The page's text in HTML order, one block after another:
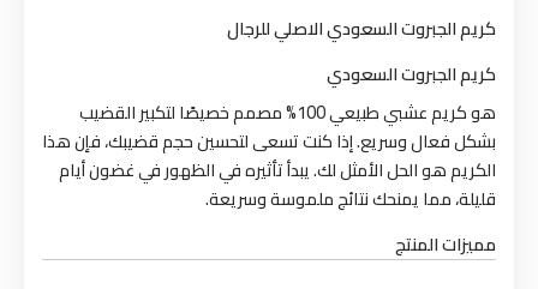
كريم الجبروت السعودي الاصلي للرجال
كريم الجبروت السعودي
هو كريم عشبي طبيعي 100% مصمم خصيصًا لتكبير القضيب
بشكل فعال وسريع. إذا كنت تسعى لتحسين حجم قضيبك، فإن هذا
الكريم هو الحل الأمثل لك. يبدأ تأثيره في الظهور في غضون أيام
قليلة، مما يمنحك نتائج ملموسة وسريعة.
مميزات المنتج